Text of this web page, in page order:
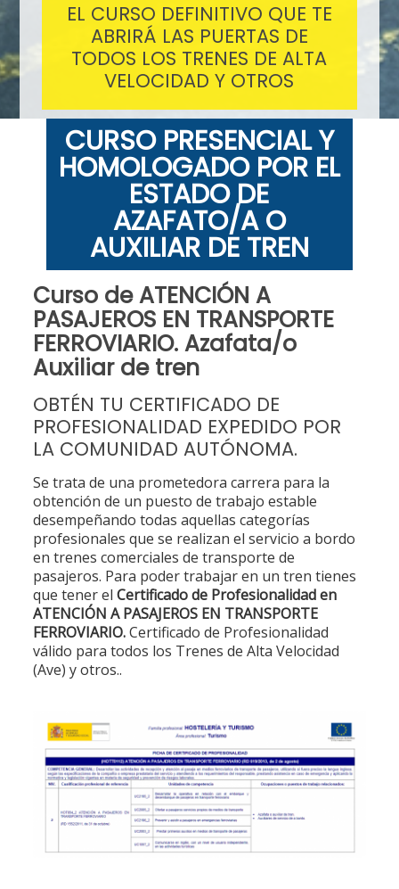
EL CURSO DEFINITIVO QUE TE
ABRIRÁ LAS PUERTAS DE
TODOS LOS TRENES DE ALTA
VELOCIDAD Y OTROS
CURSO PRESENCIAL Y
HOMOLOGADO POR EL
ESTADO DE
AZAFATO/A O
AUXILIAR DE TREN
Curso de ATENCIÓN A
PASAJEROS EN TRANSPORTE
FERROVIARIO. Azafata/o
Auxiliar de tren
OBTÉN TU CERTIFICADO DE
PROFESIONALIDAD EXPEDIDO POR
LA COMUNIDAD AUTÓNOMA.
Se trata de una prometedora carrera para la
obtención de un puesto de trabajo estable
desempeñando todas aquellas categorías
profesionales que se realizan el servicio a bordo
en trenes comerciales de transporte de
pasajeros. Para poder trabajar en un tren tienes
que tener el Certificado de Profesionalidad en
ATENCIÓN A PASAJEROS EN TRANSPORTE
FERROVIARIO.Certificado de Profesionalidad
válido para todos los Trenes de Alta Velocidad
(Ave) y otros..